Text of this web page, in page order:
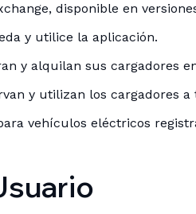
disponible en
y utilice la aplicación.
y alquilan sus cargadores
y utilizan los cargadores
vehículos eléctricos